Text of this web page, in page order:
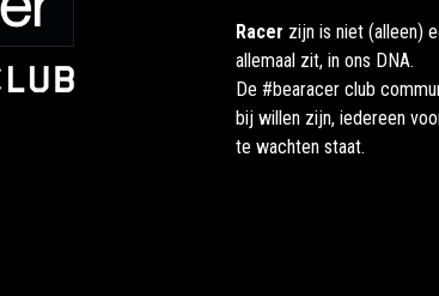
Racer zijn is niet (alleen)
allemaal zit, in ons DNA.
De #bearacer club
bij willen zijn, iedereen
te wachten staat.